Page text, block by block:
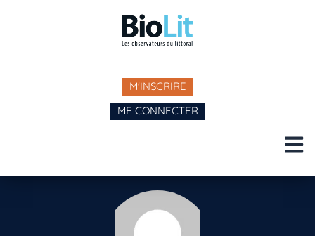
M'INSCRIRE
ME CONNECTER